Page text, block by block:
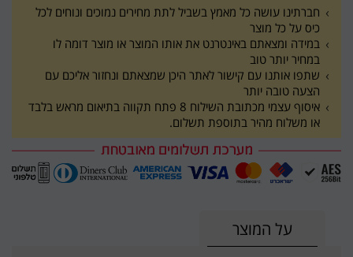
חברתינו עושה כל מאמץ בשביל לתת מחירים נמוכים ונוחים לכל
כיס על כל מוצר
במידה ומצאתם באינטרנט את אותו המוצר או מוצר דומה לו
במחיר יותר טוב
שתפו אותנו עם קישור לאתר היכן שמצאתם ונחזור אליכם עם
הצעה טובה יותר
איסוף עצמי מכתובת השילוח 8 פתח תקווה בתיאום מראש בלבד
או משלוח מהיר בתוספת תשלום.
על המוצר